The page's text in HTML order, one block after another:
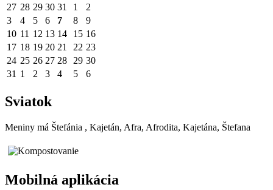
27 28 29 30 31 1
2
3
4 5 6 7 8
9
10 11 12 13 14 15 16
17 18 19 20 21 22 23
24 25 26 27 28 29 30
31 1 2 3 4 5 6
Sviatok
Meniny má Štefánia , Kajetán, Afra, Afrodita, Kajetána, Štefana
Mobilná aplikácia